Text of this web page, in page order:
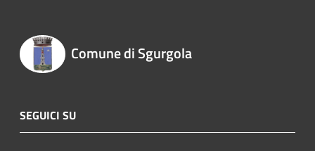
Comune di Sgurgola
SEGUICI SU